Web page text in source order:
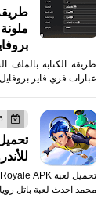
طريقة الكتابة
عبارات فري فاير
26
محمد احدث لعبة باتل